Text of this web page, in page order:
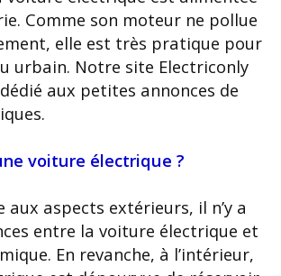
Comme son moteur ne pollue
elle est très pratique pour
urbain. Notre site Electriconly
aux petites annonces de
voiture électrique ?
aux aspects extérieurs, il n’y a
entre la voiture électrique et
En revanche, à l’intérieur,